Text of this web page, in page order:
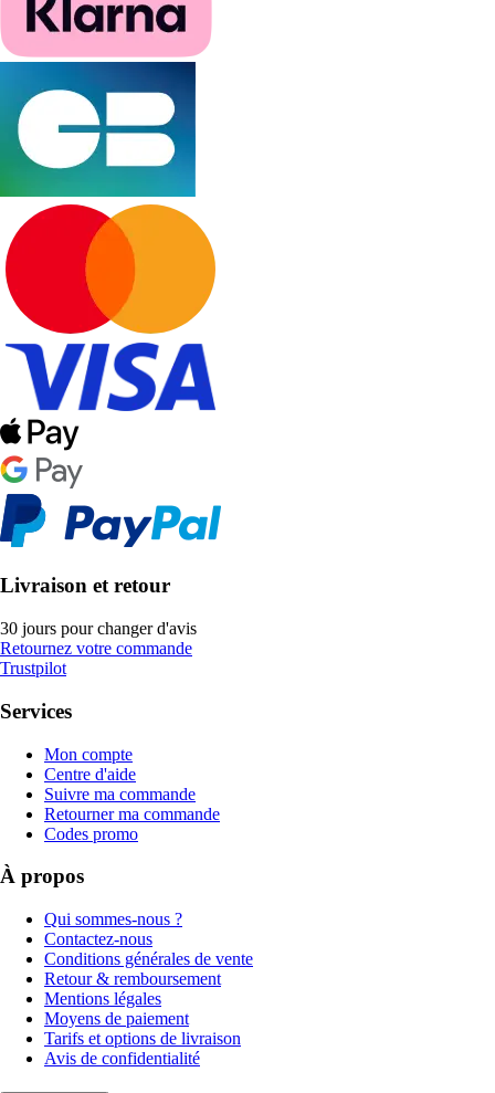
Livraison et retour
30 jours pour changer d'avis
Retournez votre commande
Trustpilot
Services
Mon compte
Centre d'aide
Suivre ma commande
Retourner ma commande
Codes promo
À propos
Qui sommes-nous ?
Contactez-nous
Conditions générales de vente
Retour & remboursement
Mentions légales
Moyens de paiement
Tarifs et options de livraison
Avis de confidentialité